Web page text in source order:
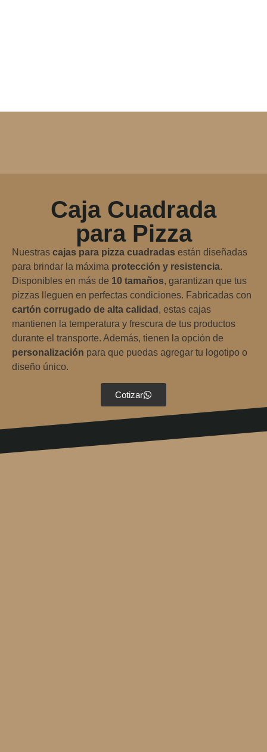
Caja Cuadrada
para Pizza
Nuestras cajas para pizza cuadradas están diseñadas
para brindar la máxima protección y resistencia.
Disponibles en más de 10 tamaños, garantizan que tus
pizzas lleguen en perfectas condiciones. Fabricadas con
cartón corrugado de alta calidad , estas cajas
mantienen la temperatura y frescura de tus productos
durante el transporte. Además, tienen la opción de
personalización para que puedas agregar tu logotipo o
diseño único.
Cotizar